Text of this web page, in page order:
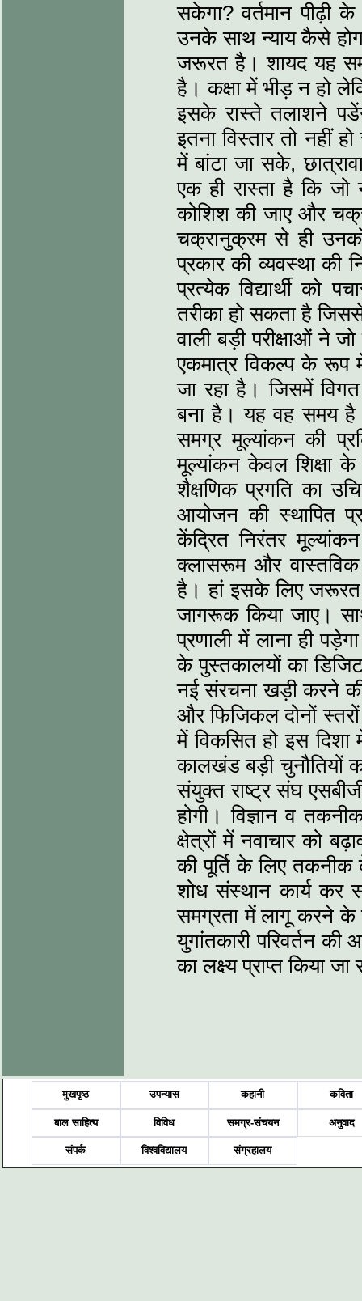
सकेगा? वर्तमान पीढ़ी के
उनके साथ न्‍याय कैसे
जरूरत है। शायद यह
है। कक्षा में भीड़ न हो
इसके रास्‍ते तलाशने
इतना विस्‍तार तो नहीं
में बांटा जा सके,
एक ही रास्‍ता है कि
कोशिश की जाए और
चक्रानुक्रम से ही
प्रकार की व्‍यवस्‍था की
प्रत्‍येक विद्यार्थी को
तरीका हो सकता है
वाली बड़ी परीक्षाओं ने
एकमात्र विकल्‍प के रूप
जा रहा है। जिसमें
बना है। यह वह समय है
समग्र मूल्‍यांकन की
मूल्‍यांकन केवल शिक्षा
शैक्षणिक प्रगति का
आयोजन की स्‍थापित
केंद्रित निरंतर
क्‍लासरूम और वास्‍तविक
है। हां इसके लिए जरूरत
जागरूक किया जाए।
प्रणाली में लाना ही
के पुस्‍तकालयों का
नई संरचना खड़ी करने
और फिजिकल दोनों स्‍तरों
में विकसित हो इस दिशा
कालखंड बड़ी चुनौतियों
संयुक्‍त राष्‍ट्र संघ
होगी। विज्ञान व
क्षेत्रों में नवाचार को
की पूर्ति के लिए
शोध संस्‍थान कार्य कर
समग्रता में लागू करने के
युगांतकारी परिवर्तन
का लक्ष्‍य प्राप्‍त किया
मुखपृष्ठ उपन्यास कहानी कविता
बाल साहित्य विविध समग्र-संचयन अनुवाद
संपर्क विश्वविद्यालय संग्रहालय